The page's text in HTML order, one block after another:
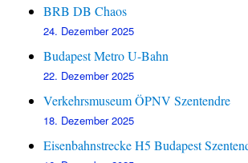
BRB DB Chaos
24. Dezember 2025
Budapest Metro U-Bahn
22. Dezember 2025
Verkehrsmuseum ÖPNV Szentendre
18. Dezember 2025
Eisenbahnstrecke H5 Budapest